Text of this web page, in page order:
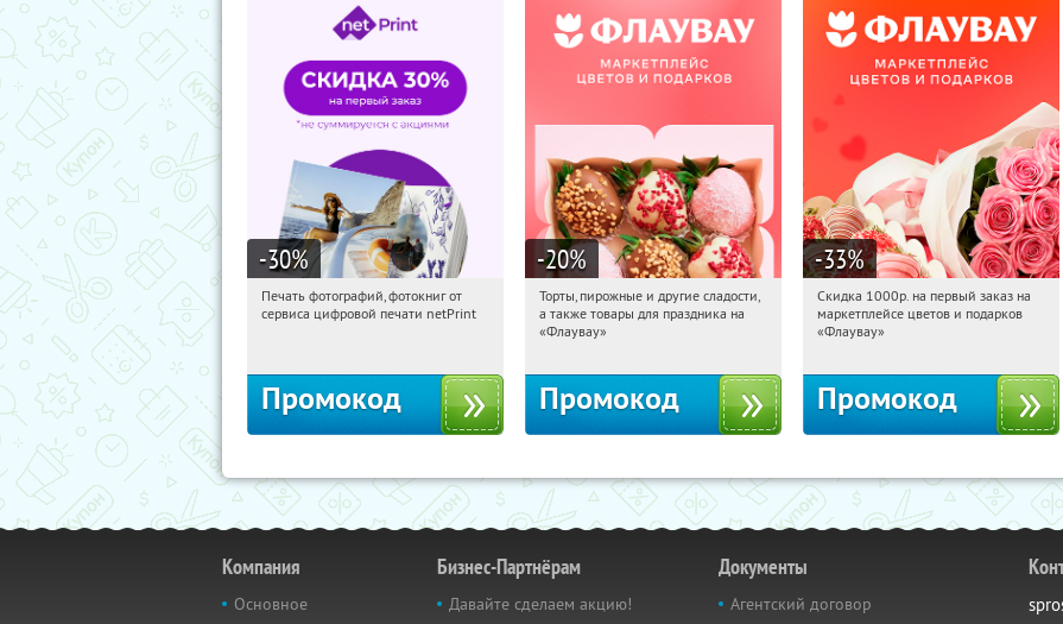
-30%
04:05:32 Получили:
Печать фотографий, фотокниг от
сервиса цифровой печати netPrint
Промокод
-20%
04:05:32 Получили:
Россия
Торты, пирожные и другие сладости,
а также товары для праздника на
«Флаувау»
Промокод
-33%
04:05:32 Получили:
Россия
Скидка 1000р. на первый заказ на
маркетплейсе цветов и подарков
«Флаувау»
Промокод
Компания
Основное
Бизнес-Партнёрам
Давайте сделаем акцию!
Документы
Агентский договор